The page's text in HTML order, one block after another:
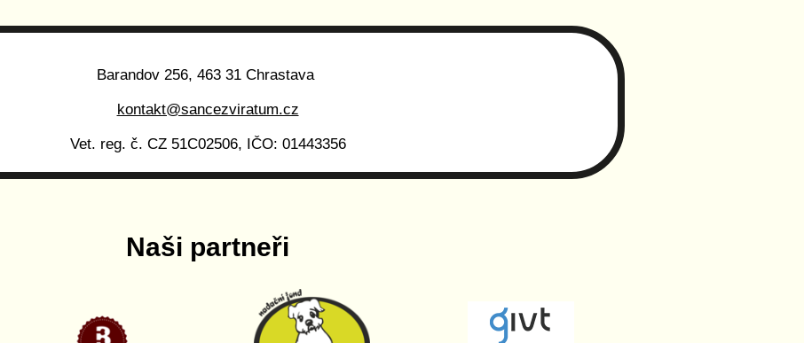
Barandov 256, 463 31 Chrastava
kontakt@sancezviratum.cz
Vet. reg. č. CZ 51C02506, IČO: 01443356
Naši partneři